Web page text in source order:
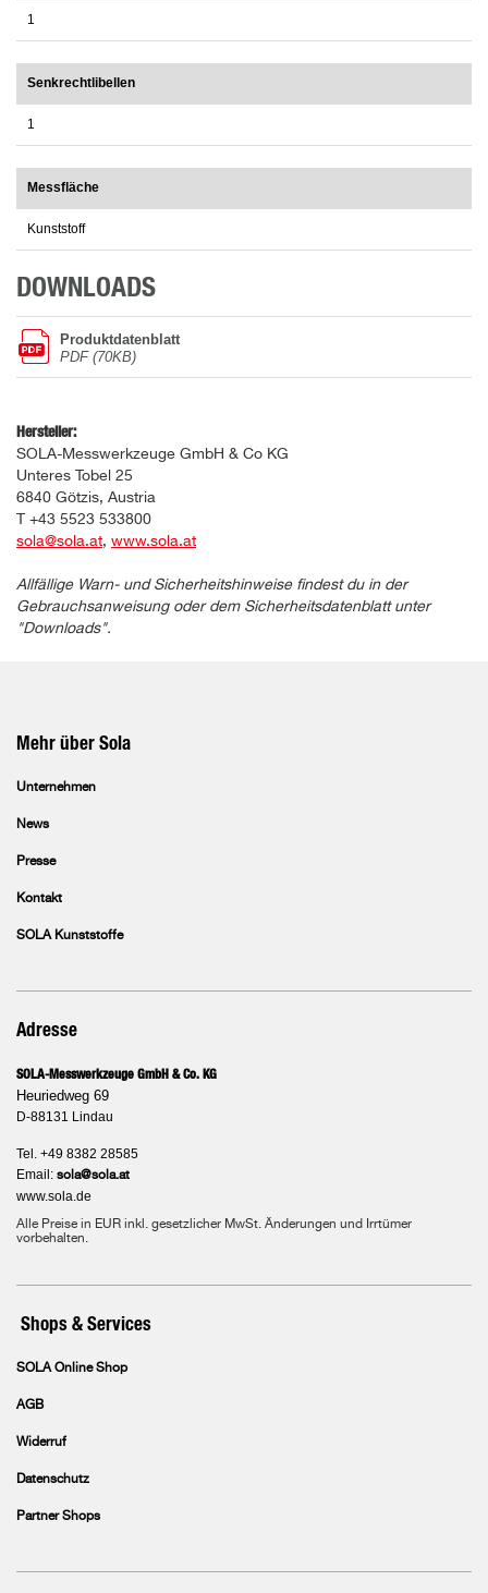
1
Senkrechtlibellen
1
Messfläche
Kunststoff
DOWNLOADS
Produktdatenblatt
PDF (70KB)
Hersteller:
SOLA-Messwerkzeuge GmbH & Co KG
Unteres Tobel 25
6840 Götzis, Austria
T +43 5523 533800
sola@sola.at, www.sola.at
Allfällige Warn- und Sicherheitshinweise findest du in der
Gebrauchsanweisung oder dem Sicherheitsdatenblatt unter
"Downloads".
Mehr über Sola
Unternehmen
News
Presse
Kontakt
SOLA Kunststoffe
Adresse
SOLA-Messwerkzeuge GmbH & Co. KG
Heuriedweg 69
D-88131 Lindau
Tel. +49 8382 28585
Email: sola@sola.at
www.sola.de
Alle Preise in EUR inkl. gesetzlicher MwSt. Änderungen und Irrtümer
vorbehalten.
Shops & Services
SOLA Online Shop
AGB
Widerruf
Datenschutz
Partner Shops